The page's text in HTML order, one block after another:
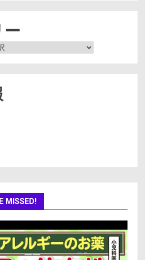
ー
MISSED!